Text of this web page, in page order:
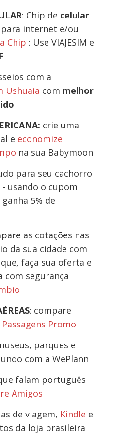
: Chip de celular
internet e/ou
Chip : Use VIAJESIM e
com a
Ushuaia com melhor
crie uma
e economize
na sua Babymoon
para seu cachorro
- usando o cupom
ganha 5% de
as cotações nas
da sua cidade com
faça sua oferta e
com segurança
: compare
Passagens Promo
parques e
com a WePlann
falam português
Amigos
de viagem, Kindle e
da loja brasileira